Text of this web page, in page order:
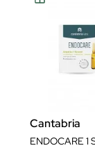
Cantabria
ENDOCARE 1